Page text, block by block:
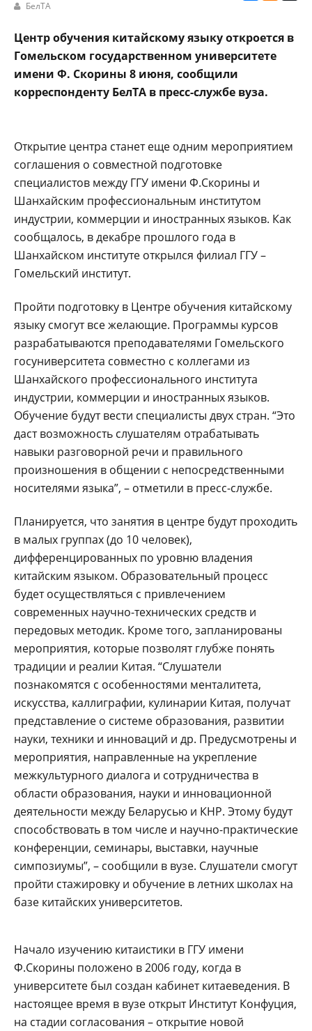
БелТА
Центр обучения китайскому языку откроется в
Гомельском государственном университете
имени Ф. Скорины 8 июня, сообщили
корреспонденту БелТА в пресс-службе вуза.
Открытие центра станет еще одним мероприятием
соглашения о совместной подготовке
специалистов между ГГУ имени Ф.Скорины и
Шанхайским профессиональным институтом
индустрии, коммерции и иностранных языков. Как
сообщалось, в декабре прошлого года в
Шанхайском институте открылся филиал ГГУ –
Гомельский институт.
Пройти подготовку в Центре обучения китайскому
языку смогут все желающие. Программы курсов
разрабатываются преподавателями Гомельского
госуниверситета совместно с коллегами из
Шанхайского профессионального института
индустрии, коммерции и иностранных языков.
Обучение будут вести специалисты двух стран. “Это
даст возможность слушателям отрабатывать
навыки разговорной речи и правильного
произношения в общении с непосредственными
носителями языка”, – отметили в пресс-службе.
Планируется, что занятия в центре будут проходить
в малых группах (до 10 человек),
дифференцированных по уровню владения
китайским языком. Образовательный процесс
будет осуществляться с привлечением
современных научно-технических средств и
передовых методик. Кроме того, запланированы
мероприятия, которые позволят глубже понять
традиции и реалии Китая. “Слушатели
познакомятся с особенностями менталитета,
искусства, каллиграфии, кулинарии Китая, получат
представление о системе образования, развитии
науки, техники и инноваций и др. Предусмотрены и
мероприятия, направленные на укрепление
межкультурного диалога и сотрудничества в
области образования, науки и инновационной
деятельности между Беларусью и КНР. Этому будут
способствовать в том числе и научно-практические
конференции, семинары, выставки, научные
симпозиумы”, – сообщили в вузе. Слушатели смогут
пройти стажировку и обучение в летних школах на
базе китайских университетов.
Начало изучению китаистики в ГГУ имени
Ф.Скорины положено в 2006 году, когда в
университете был создан кабинет китаеведения. В
настоящее время в вузе открыт Институт Конфуция,
на стадии согласования – открытие новой